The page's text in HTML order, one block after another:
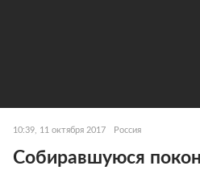
10:39, 11 октября 2017 Россия
Собиравшуюся